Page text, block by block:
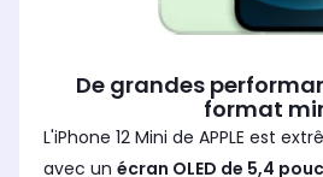
De grandes
format
L'iPhone 12 Mini de APPLE est
avec un écran OLED de 5,4